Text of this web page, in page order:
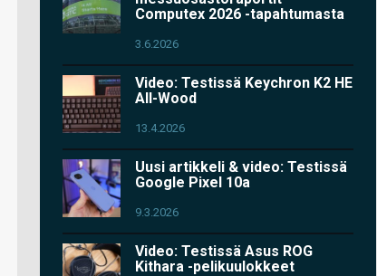
Computex 2026 -tapahtumasta
3.6.2026
Video: Testissä Keychron K2 HE
All-Wood
13.4.2026
Uusi artikkeli & video: Testissä
Google Pixel 10a
9.3.2026
Video: Testissä Asus ROG
Kithara -pelikuulokkeet